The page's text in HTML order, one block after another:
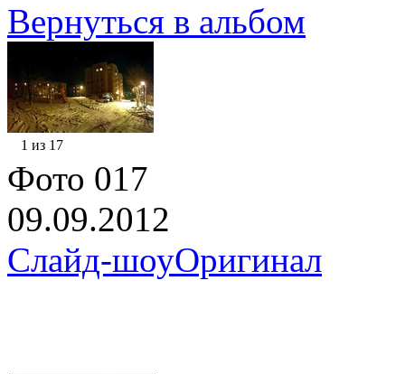
Вернуться в альбом
1 из 17
Фото 017
09.09.2012
Слайд-шоуОригинал